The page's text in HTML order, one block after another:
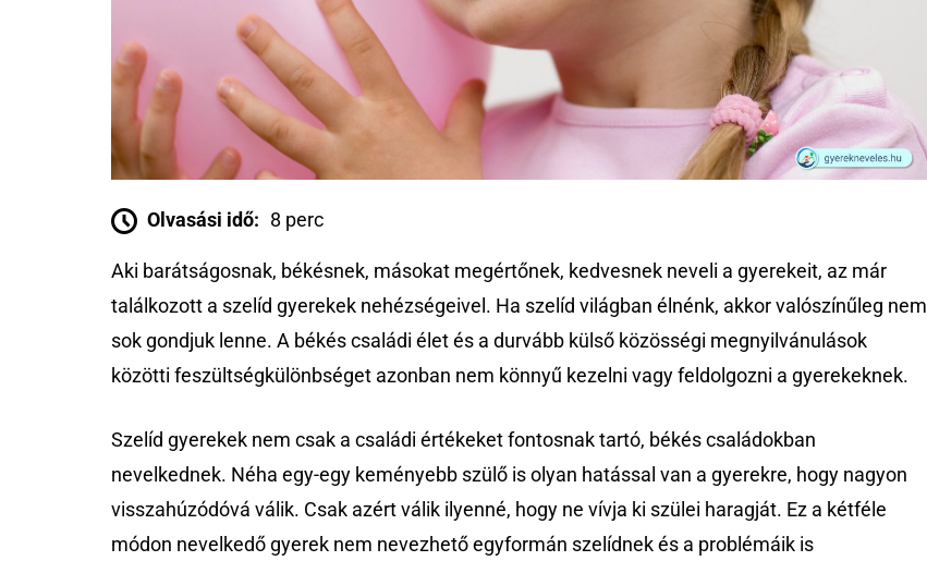
Olvasási idő: 8 perc
Aki barátságosnak, békésnek, másokat megértőnek, kedvesnek neveli a gyerekeit, az már
találkozott a szelíd gyerekek nehézségeivel. Ha szelíd világban élnénk, akkor valószínűleg nem
sok gondjuk lenne. A békés családi élet és a durvább külső közösségi megnyilvánulások
közötti feszültségkülönbséget azonban nem könnyű kezelni vagy feldolgozni a gyerekeknek.
Szelíd gyerekek nem csak a családi értékeket fontosnak tartó, békés családokban
nevelkednek. Néha egy-egy keményebb szülő is olyan hatással van a gyerekre, hogy nagyon
visszahúzódóvá válik. Csak azért válik ilyenné, hogy ne vívja ki szülei haragját. Ez a kétféle
módon nevelkedő gyerek nem nevezhető egyformán szelídnek és a problémáik is